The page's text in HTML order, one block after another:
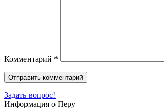
Комментарий *
Задать вопрос!
Информация о Перу